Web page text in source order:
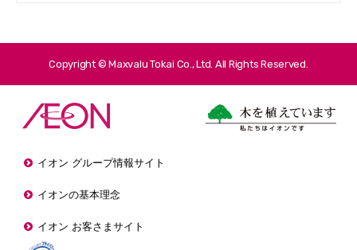
Copyright © Maxvalu Tokai Co., Ltd. All Rights Reserved.
イオン グループ情報サイト
イオンの基本理念
イオン お客さまサイト